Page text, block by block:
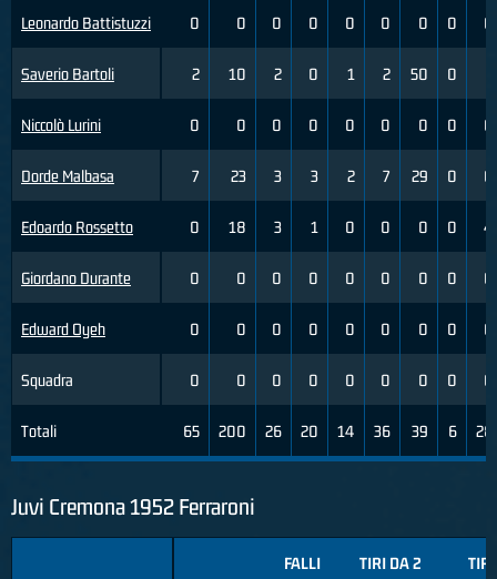
Leonardo Battistuzzi
Saverio Bartoli
Niccolò Lurini
Dorde Malbasa
Edoardo Rossetto
Giordano Durante
Edward Oyeh
Squadra
Totali
0 0 0 0 0 0 0 0 0
2 10 2 0 1 2 50 0
0 0 0 0 0 0 0 0 0
7 23 3 3 2 7 29 0 0
0 18 3 1 0 0 0 0 4
0 0 0 0 0 0 0 0 0
0 0 0 0 0 0 0 0 0
0 0 0 0 0 0 0 0 0
65 200 26 20 14 36 39 6 28
Juvi Cremona 1952 Ferraroni
FALLI TIRI DA 2